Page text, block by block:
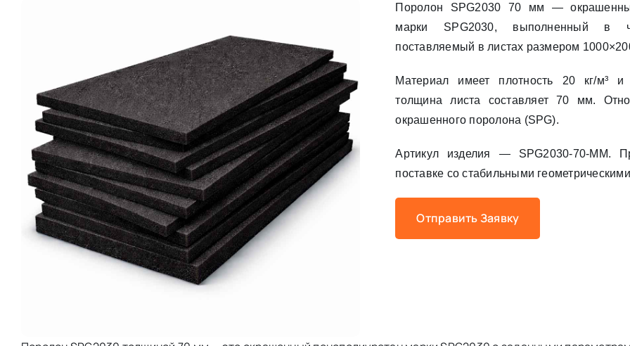
Поролон SPG2030 70 мм —
марки SPG2030, выполненный в
поставляемый в листах размером
Материал имеет плотность 20 кг/м³
толщина листа составляет 70 мм.
окрашенного поролона (SPG).
Артикул изделия — SPG2030-70-MM.
поставке со стабильными
Отправить Заявку